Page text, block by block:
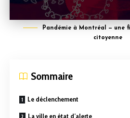
Pandémie à Montréal — une
citoyenne
Sommaire
Le déclenchement
La ville en état d’alerte